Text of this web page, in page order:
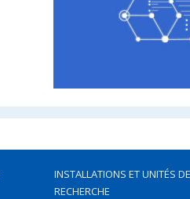
INSTALLATIONS ET UNITÉS DE
RECHERCHE